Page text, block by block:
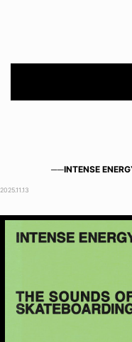
──INTENSE
2025.11.13